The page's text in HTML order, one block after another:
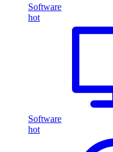
Software
hot
Software
hot